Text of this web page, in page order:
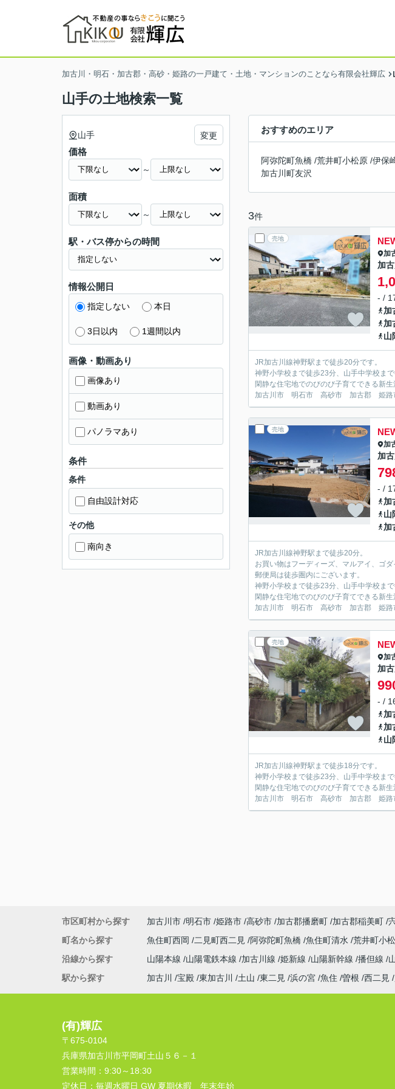
加古川・明石・加古郡・高砂・姫路の一戸建て・土地・マンションのことなら有限会社輝広
山手の土地検索一覧
おすすめのエリア
阿弥陀町魚橋 /荒井町小松原 /伊保
加古川町友沢
3件
売地
加
加
- /
加
加
山
JR加古川線神野駅まで徒歩20分です。
神野小学校まで徒歩23分、山手中学校まで
閑静な住宅地でのびのび子育てできる新生
加古川市 明石市 高砂市 加古郡 姫路
売地
加
加
- /
加
山
加
JR加古川線神野駅まで徒歩20分。
お買い物はフーディーズ、マルアイ、ゴダ
郵便局は徒歩圏内にございます。
神野小学校まで徒歩23分、山手中学校まで
閑静な住宅地でのびのび子育てできる新生
加古川市 明石市 高砂市 加古郡 姫路
売地
加
加
- /
加
加
山
JR加古川線神野駅まで徒歩18分です。
神野小学校まで徒歩23分、山手中学校まで
閑静な住宅地でのびのび子育てできる新生
加古川市 明石市 高砂市 加古郡 姫路
山手 変更
価格
～
面積
～
駅・バス停からの時間
情報公開日
指定しない 本日
3日以内 1週間以内
画像・動画あり
画像あり
動画あり
パノラマあり
条件
条件
自由設計対応
その他
南向き
市区町村から探す 加古川市 明石市 姫路市 高砂市 加古郡播磨町 加古郡稲美町
町名から探す
魚住町西岡 二見町西二見 阿弥陀町魚橋 魚住町清水 荒井町小
沿線から探す
山陽本線 山陽電鉄本線 加古川線 姫新線 山陽新幹線 播但線
駅から探す
加古川 宝殿 東加古川 土山 東二見 浜の宮 魚住 曽根 西二見
(有)輝広
〒675-0104
兵庫県加古川市平岡町土山５６－１
営業時間： 9:30～18:30
定休日： 毎週水曜日 GW 夏期休暇 年末年始